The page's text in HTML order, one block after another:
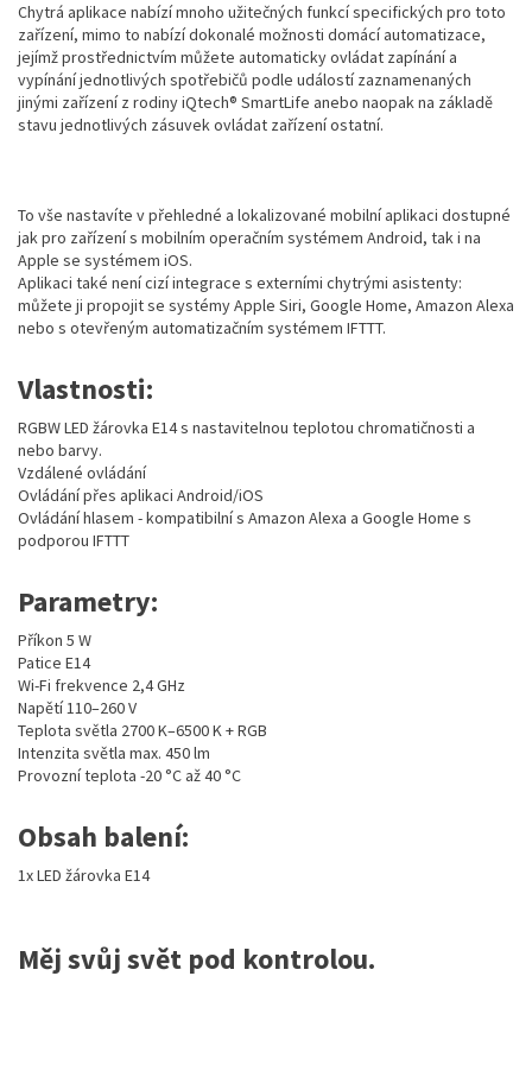
Chytrá aplikace nabízí mnoho užitečných funkcí specifických pro toto
zařízení, mimo to nabízí dokonalé možnosti domácí automatizace,
jejímž prostřednictvím můžete automaticky ovládat zapínání a
vypínání jednotlivých spotřebičů podle událostí zaznamenaných
jinými zařízení z rodiny iQtech® SmartLife anebo naopak na základě
stavu jednotlivých zásuvek ovládat zařízení ostatní.
To vše nastavíte v přehledné a lokalizované mobilní aplikaci dostupné
jak pro zařízení s mobilním operačním systémem Android, tak i na
Apple se systémem iOS.
Aplikaci také není cizí integrace s externími chytrými asistenty:
můžete ji propojit se systémy Apple Siri, Google Home, Amazon Alexa
nebo s otevřeným automatizačním systémem IFTTT.
Vlastnosti:
RGBW LED žárovka E14 s nastavitelnou teplotou chromatičnosti a
nebo barvy.
Vzdálené ovládání
Ovládání přes aplikaci Android/iOS
Ovládání hlasem - kompatibilní s Amazon Alexa a Google Home s
podporou IFTTT
Parametry:
Příkon 5 W
Patice E14
Wi-Fi frekvence 2,4 GHz
Napětí 110–260 V
Teplota světla 2700 K–6500 K + RGB
Intenzita světla max. 450 lm
Provozní teplota -20 °C až 40 °C
Obsah balení:
1x LED žárovka E14
Měj svůj svět pod kontrolou.